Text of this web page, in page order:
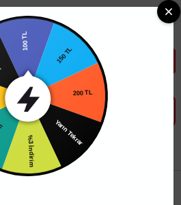
Farksız 3-5 Taksit Fırsatı Mailorder ile
Kumandaları
100 TL
150 TL
200 TL
Yarın Tekrar
%3 İndirim